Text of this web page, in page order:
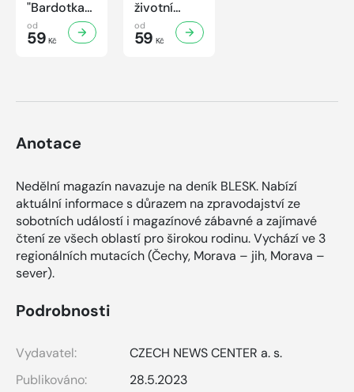
"Bardotka"
Jana
Brejchová
Mezi slávou
od
59 Kč
životní
příběh
sympaťáka
českého
od
59 Kč
Anotace
Nedělní magazín navazuje na deník BLESK. Nabízí
aktuální informace s důrazem na zpravodajství ze
sobotních událostí i magazínové zábavné a zajímavé
čtení ze všech oblastí pro širokou rodinu. Vychází ve 3
regionálních mutacích (Čechy, Morava – jih, Morava –
sever).
Podrobnosti
Vydavatel:
CZECH NEWS CENTER a. s.
Publikováno:
28.5.2023